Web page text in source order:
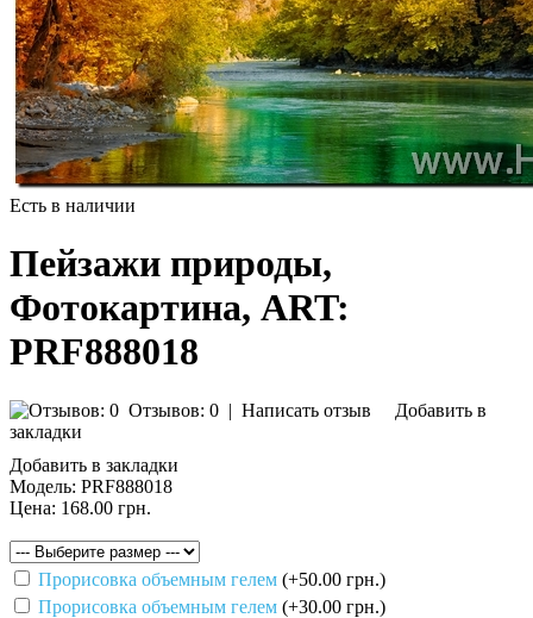
Есть в наличии
Пейзажи природы,
Фотокартина, ART:
PRF888018
Отзывов: 0 | Написать отзыв
Добавить в
закладки
Добавить в закладки
Модель: PRF888018
Цена: 168.00 грн.
Прорисовка объемным гелем (+50.00 грн.)
Прорисовка объемным гелем (+30.00 грн.)